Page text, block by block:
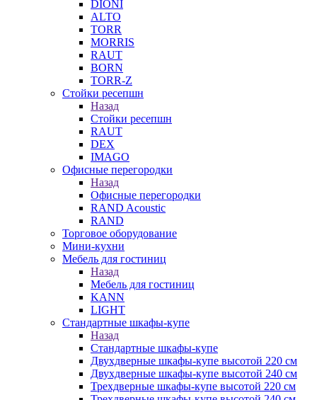
DIONI
ALTO
TORR
MORRIS
RAUT
BORN
TORR-Z
Стойки ресепшн
Назад
Стойки ресепшн
RAUT
DEX
IMAGO
Офисные перегородки
Назад
Офисные перегородки
RAND Acoustic
RAND
Торговое оборудование
Мини-кухни
Мебель для гостиниц
Назад
Мебель для гостиниц
KANN
LIGHT
Стандартные шкафы-купе
Назад
Стандартные шкафы-купе
Двухдверные шкафы-купе высотой 220 см
Двухдверные шкафы-купе высотой 240 см
Трехдверные шкафы-купе высотой 220 см